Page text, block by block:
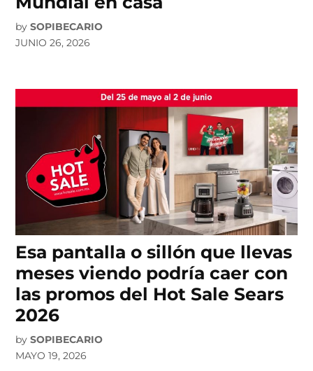
by SOPIBECARIO
JUNIO 26, 2026
Esa pantalla o sillón que llevas
meses viendo podría caer con
las promos del Hot Sale Sears
2026
by SOPIBECARIO
MAYO 19, 2026